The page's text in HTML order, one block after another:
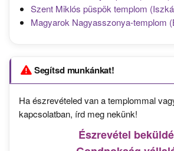
Segítsd munkánkat!
Ha észrevételed van a templommal
kapcsolatban, írd meg nekünk!
Észrevétel
Szent Miklós püspök templom
Magyarok Nagyasszonya-templom